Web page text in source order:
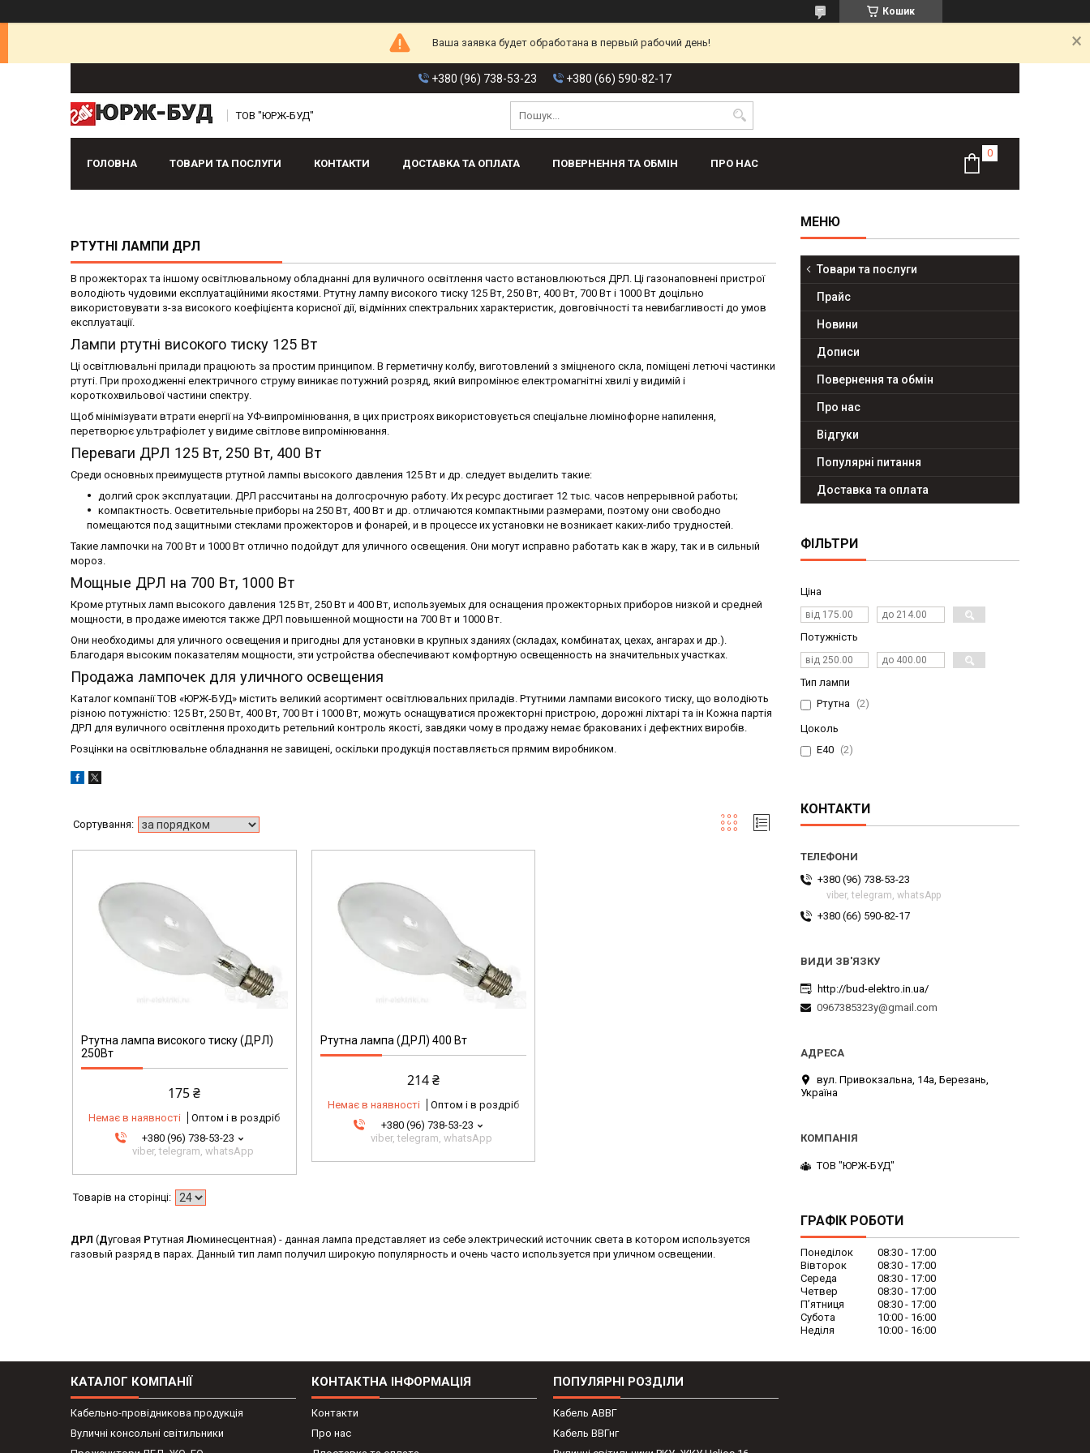
Кошик
Ваша заявка будет обработана в первый рабочий день!
+380 (96) 738-53-23 +380 (66) 590-82-17
ТОВ "ЮРЖ-БУД"
ГОЛОВНА ТОВАРИ ТА ПОСЛУГИ КОНТАКТИ ДОСТАВКА ТА ОПЛАТА ПОВЕРНЕННЯ ТА ОБМІН ПРО НАС
РТУТНІ ЛАМПИ ДРЛ
В прожекторах та іншому освітлювальному обладнанні для вуличного освітлення часто встановлюються ДРЛ. Ці газонаповнені пристрої
володіють чудовими експлуатаційними якостями. Ртутну лампу високого тиску 125 Вт, 250 Вт, 400 Вт, 700 Вт і 1000 Вт доцільно
використовувати з-за високого коефіцієнта корисної дії, відмінних спектральних характеристик, довговічності та невибагливості до умов
експлуатації.
Лампи ртутні високого тиску 125 Вт
Ці освітлювальні прилади працюють за простим принципом. В герметичну колбу, виготовлений з зміцненого скла, поміщені летючі частинки
ртуті. При проходженні електричного струму виникає потужний розряд, який випромінює електромагнітні хвилі у видимій і
короткохвильової частини спектру.
Щоб мінімізувати втрати енергії на УФ-випромінювання, в цих пристроях використовується спеціальне люмінофорне напилення,
перетворює ультрафіолет у видиме світлове випромінювання.
Переваги ДРЛ 125 Вт, 250 Вт, 400 Вт
Среди основных преимуществ ртутной лампы высокого давления 125 Вт и др. следует выделить такие:
долгий срок эксплуатации. ДРЛ рассчитаны на долгосрочную работу. Их ресурс достигает 12 тыс. часов непрерывной работы;
компактность. Осветительные приборы на 250 Вт, 400 Вт и др. отличаются компактными размерами, поэтому они свободно
помещаются под защитными стеклами прожекторов и фонарей, и в процессе их установки не возникает каких-либо трудностей.
Такие лампочки на 700 Вт и 1000 Вт отлично подойдут для уличного освещения. Они могут исправно работать как в жару, так и в сильный
мороз.
Мощные ДРЛ на 700 Вт, 1000 Вт
Кроме ртутных ламп высокого давления 125 Вт, 250 Вт и 400 Вт, используемых для оснащения прожекторных приборов низкой и средней
мощности, в продаже имеются также ДРЛ повышенной мощности на 700 Вт и 1000 Вт.
Они необходимы для уличного освещения и пригодны для установки в крупных зданиях (складах, комбинатах, цехах, ангарах и др.).
Благодаря высоким показателям мощности, эти устройства обеспечивают комфортную освещенность на значительных участках.
Продажа лампочек для уличного освещения
Каталог компанії ТОВ «ЮРЖ-БУД» містить великий асортимент освітлювальних приладів. Ртутними лампами високого тиску, що володіють
різною потужністю: 125 Вт, 250 Вт, 400 Вт, 700 Вт і 1000 Вт, можуть оснащуватися прожекторні пристрою, дорожні ліхтарі та ін Кожна партія
ДРЛ для вуличного освітлення проходить ретельний контроль якості, завдяки чому в продажу немає бракованих і дефектних виробів.
Розцінки на освітлювальне обладнання не завищені, оскільки продукція поставляється прямим виробником.
Ртутна лампа високого тиску (ДРЛ)
250Вт
175 ₴
Немає в наявності
Оптом і в роздріб
+380 (96) 738-53-23
viber, telegram, whatsApp
Ртутна лампа (ДРЛ) 400 Вт
214 ₴
Немає в наявності
Оптом і в роздріб
+380 (96) 738-53-23
viber, telegram, whatsApp
ДРЛ (Дуговая Ртутная Люминесцентная) - данная лампа представляет из себе электрический источник света в котором используется
газовый разряд в парах. Данный тип ламп получил широкую популярность и очень часто используется при уличном освещении.
Товари та послуги
Прайс
Новини
Дописи
Повернення та обмін
Про нас
Відгуки
Популярні питання
Доставка та оплата
ФІЛЬТРИ
Ціна
Потужність
Тип лампи
Ртутна
2
Цоколь
E40
2
КОНТАКТИ
+380 (96) 738-53-23
viber, telegram, whatsApp
+380 (66) 590-82-17
http://bud-elektro.in.ua/
0967385323y@gmail.com
вул. Привокзальна, 14а, Березань,
Україна
ТОВ "ЮРЖ-БУД"
ГРАФІК РОБОТИ
Понеділок 08:30
17:00
Вівторок
08:30
17:00
Середа
08:30
17:00
Четвер
08:30
17:00
Пʼятниця
08:30
17:00
Субота
10:00
16:00
Неділя
10:00 16:00
КАТАЛОГ КОМПАНІЇ
Кабельно-провідникова продукція
Вуличні консольні світильники
КОНТАКТНА ІНФОРМАЦІЯ
Контакти
Про нас
ПОПУЛЯРНІ РОЗДІЛИ
Кабель АВВГ
Кабель ВВГнг